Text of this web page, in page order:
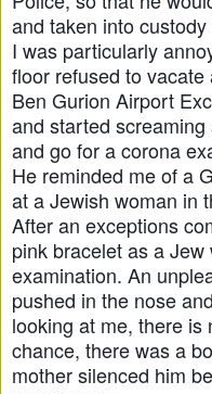
and taken into
I was particularly
floor refused to
Ben Gurion Airport
and started
and go for a corona
He reminded me of a
at a Jewish woman in
After an exceptions
pink bracelet as a
examination. An
pushed in the nose
looking at me, there is
chance, there was a
mother silenced him